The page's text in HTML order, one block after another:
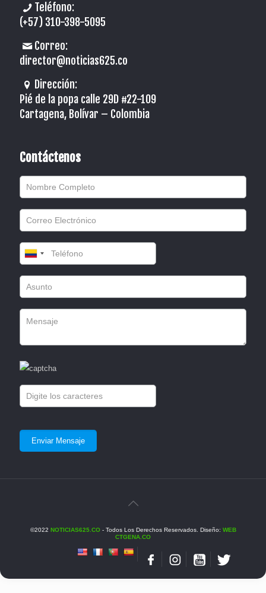
Teléfono:
(+57) 310-398-5095
Correo:
director@noticias625.co
Dirección:
Pié de la popa calle 29D #22-109
Cartagena, Bolívar – Colombia
Contáctenos
©2022 NOTICIAS625.CO- Todos Los Derechos Reservados. Diseño: WEB
CTGENA.CO